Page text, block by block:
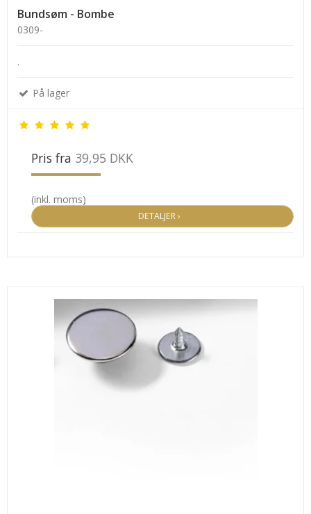
Bundsøm - Bombe
0309-
.
På lager
Pris fra 39,95 DKK
(inkl. moms)
DETALJER ›